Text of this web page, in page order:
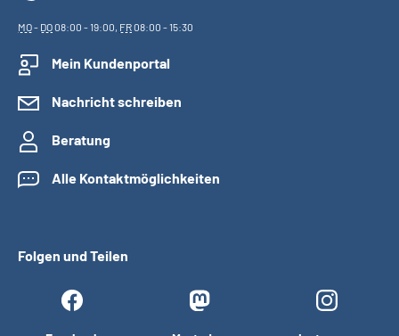
MO- DO08:00 - 19:00, FR08:00 - 15:30
Mein Kundenportal
Nachricht schreiben
Beratung
Alle Kontaktmöglichkeiten
Folgen und Teilen